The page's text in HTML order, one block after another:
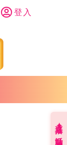
登入
直播✦活動